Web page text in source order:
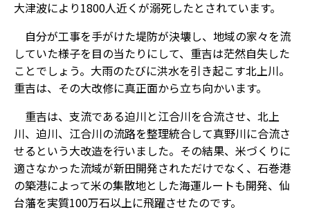
大津波により1800人近くが溺死したとされています。
自分が工事を手がけた堤防が決壊し、地域の家々を流
していた様子を目の当たりにして、重吉は茫然自失した
ことでしょう。大雨のたびに洪水を引き起こす北上川。
重吉は、その大改修に真正面から立ち向かいます。
重吉は、支流である迫川と江合川を合流させ、北上
川、迫川、江合川の流路を整理統合して真野川に合流さ
せるという大改造を行いました。その結果、米づくりに
適さなかった流域が新田開発されただけでなく、石巻港
の築港によって米の集散地とした海運ルートも開発、仙
台藩を実質100万石以上に飛躍させたのです。